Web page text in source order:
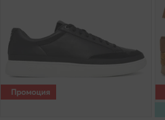
Промоция